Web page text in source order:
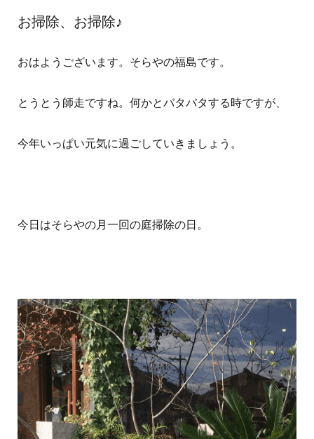
お掃除、お掃除♪
おはようございます。そらやの福島です。
とうとう師走ですね。何かとバタバタする時ですが、
今年いっぱい元気に過ごしていきましょう。
今日はそらやの月一回の庭掃除の日。